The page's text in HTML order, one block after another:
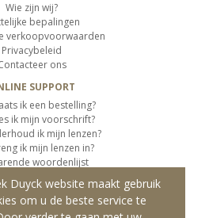
Wie zijn wij?
bepalingen
verkoopvoorwaarden
Privacybeleid
ons
SUPPORT
ik een bestelling?
ik mijn voorschrift?
ik mijn lenzen?
ik mijn lenzen in?
woordenlijst
over de levering
Duyck website maakt gebruik
om u de beste service te